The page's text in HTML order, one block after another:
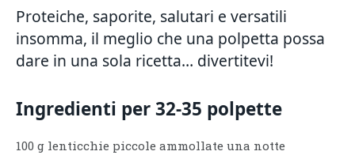
Proteiche, saporite, salutari e versatili
insomma, il meglio che una polpetta possa
dare in una sola ricetta… divertitevi!
Ingredienti per 32-35 polpette
100 g lenticchie piccole ammollate una notte